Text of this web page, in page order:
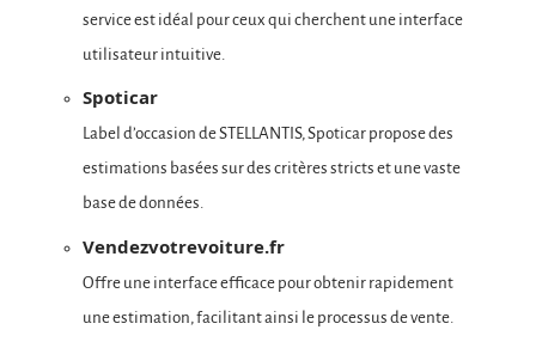
service est idéal pour ceux qui cherchent une interface
utilisateur intuitive.
Spoticar
Label d’occasion de STELLANTIS, Spoticar propose des
estimations basées sur des critères stricts et une vaste
base de données.
Vendezvotrevoiture.fr
Offre une interface efficace pour obtenir rapidement
une estimation, facilitant ainsi le processus de vente.